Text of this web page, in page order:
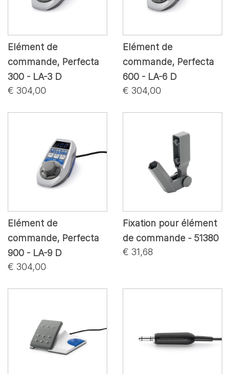
Elément de
commande, Perfecta
300 - LA-3 D
€ 304,00
Elément de
commande, Perfecta
600 - LA-6 D
€ 304,00
Elément de
commande, Perfecta
900 - LA-9 D
€ 304,00
Fixation pour élément
de commande - 51380
€ 31,68